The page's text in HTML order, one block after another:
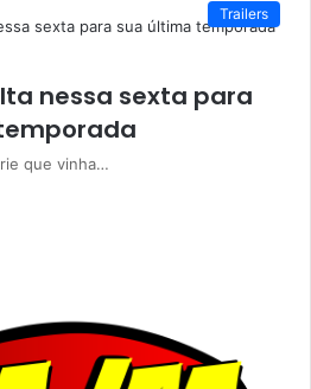
Trailers
nessa sexta para
que vinha…